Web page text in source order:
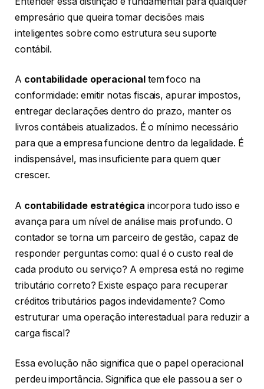
empresário que queira tomar decisões mais
inteligentes sobre como estrutura seu suporte
contábil.
A contabilidade operacionaltem foco na
conformidade: emitir notas fiscais, apurar impostos,
entregar declarações dentro do prazo, manter os
livros contábeis atualizados. É o mínimo necessário
para que a empresa funcione dentro da legalidade. É
indispensável, mas insuficiente para quem quer
crescer.
A contabilidade estratégica incorpora tudo isso e
avança para um nível de análise mais profundo. O
contador se torna um parceiro de gestão, capaz de
responder perguntas como: qual é o custo real de
cada produto ou serviço? A empresa está no regime
tributário correto? Existe espaço para recuperar
créditos tributários pagos indevidamente? Como
estruturar uma operação interestadual para reduzir a
carga fiscal?
Essa evolução não significa que o papel operacional
perdeu importância. Significa que ele passou a ser o